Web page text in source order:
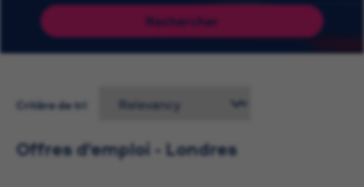
Rechercher
Critère de tri
Offres d'emploi - Londres